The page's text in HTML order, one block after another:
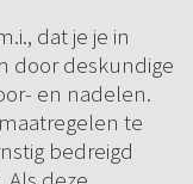
dat je je in
door deskundige
en nadelen.
te
bedreigd